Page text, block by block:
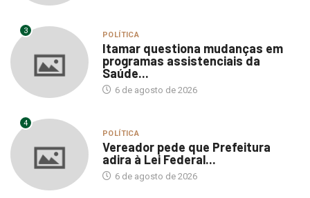
3 POLÍTICA
Itamar questiona mudanças em
programas assistenciais da
Saúde...
6 de agosto de 2026
4
POLÍTICA
Vereador pede que Prefeitura
adira à Lei Federal...
6 de agosto de 2026